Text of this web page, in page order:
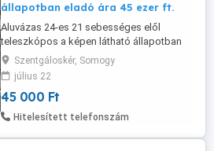
állapotban eladó ára 45 ezer ft.
Aluvázas 24-es 21 sebességes elől
teleszkópos a képen látható állapotban
eladó ára 45 ezer ft.
Szentgáloskér, Somogy
július 22
45 000 Ft
Hitelesített telefonszám